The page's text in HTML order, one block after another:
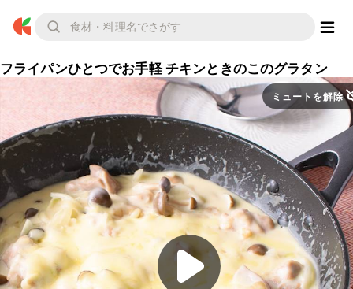
フライパンひとつでお手軽 チキンときのこのグラタン
ミュートを解除